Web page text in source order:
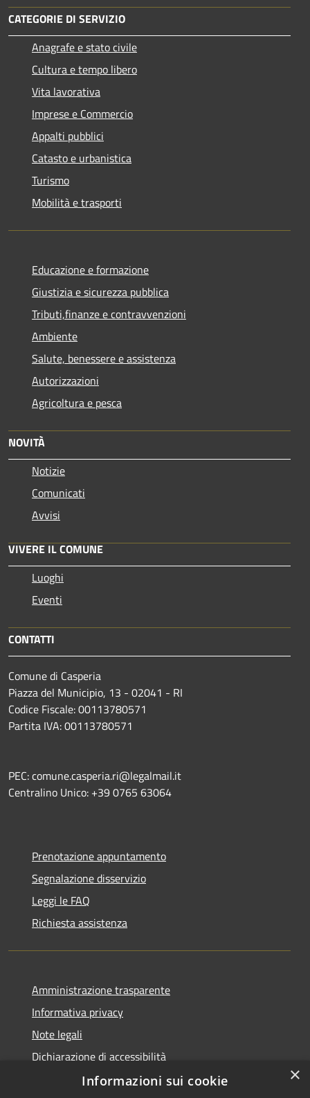
CATEGORIE DI SERVIZIO
Anagrafe e stato civile
Cultura e tempo libero
Vita lavorativa
Imprese e Commercio
Appalti pubblici
Catasto e urbanistica
Turismo
Mobilità e trasporti
Educazione e formazione
Giustizia e sicurezza pubblica
Tributi,finanze e contravvenzioni
Ambiente
Salute, benessere e assistenza
Autorizzazioni
Agricoltura e pesca
NOVITÀ
Notizie
Comunicati
Avvisi
VIVERE IL COMUNE
Luoghi
Eventi
CONTATTI
Comune di Casperia
Piazza del Municipio, 13 - 02041 - RI
Codice Fiscale: 00113780571
Partita IVA: 00113780571
PEC: comune.casperia.ri@legalmail.it
Centralino Unico: +39 0765 63064
Prenotazione appuntamento
Segnalazione disservizio
Leggi le FAQ
Richiesta assistenza
Amministrazione trasparente
Informativa privacy
Note legali
Dichiarazione di accessibilità
×
Informazioni sui cookie